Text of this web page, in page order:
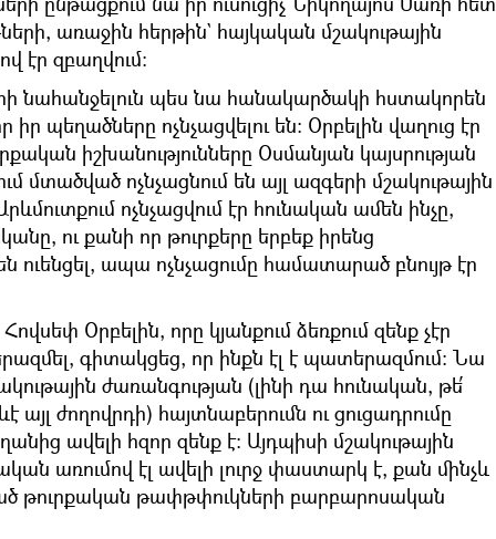
առաջին հերթին` հայկական մշակութային
էր զբաղվում։
նահանջելուն պես նա հանակարծակի հստակորեն
պեղածները ոչնչացվելու են։ Օրբելին վաղուց էր
իշխանությունները Օսմանյան կայսրության
մտածված ոչնչացնում են այլ ազգերի մշակութային
ոչնչացվում էր հունական ամեն ինչը,
ու քանի որ թուրքերը երբեք իրենց
ուենցել, ապա ոչնչացումը համատարած բնույթ էր
Օրբելին, որը կյանքում ձեռքում զենք չէր
գիտակցեց, որ ինքն էլ է պատերազմում։ Նա
ժառանգության (լինի դա հունական, թե՛
այլ ժողովրդի) հայտնաբերումն ու ցուցադրումը
ավելի հզոր զենք է։ Այդպիսի մշակութային
առումով էլ ավելի լուրջ փաստարկ է, քան մինչև
թուրքական թափթփուկների բարբարոսական